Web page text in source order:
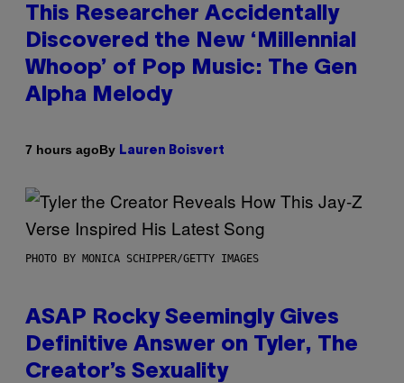
This Researcher Accidentally
Discovered the New ‘Millennial
Whoop’ of Pop Music: The Gen
Alpha Melody
7 hours agoBy Lauren Boisvert
PHOTO BY MONICA SCHIPPER/GETTY IMAGES
ASAP Rocky Seemingly Gives
Definitive Answer on Tyler, The
Creator’s Sexuality